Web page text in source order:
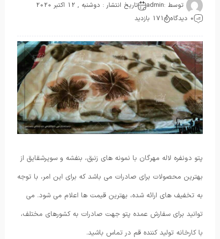
توسط :admin
تاریخ انتشار : دوشنبه , 12 اکتبر 2020
0 دیدگاه
171 بازدید
پتو دونفره لاله مهرگان با نمونه های زنبق، بنفشه و سوپرشقایق از
بهترین محصولات برای صادرات می باشد که برای این امر، با توجه
به تخفیف های ارائه شده، بهترین قیمت ها اعلام می شود. می
توانید برای سفارش عمده پتو جهت صادرات به کشورهای مختلف،
با کارخانه تولید کننده قم در تماس باشید.